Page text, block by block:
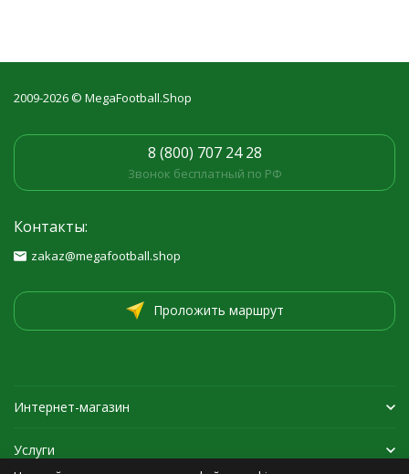
2009-2026 © MegaFootball.Shop
8 (800) 707 24 28
Звонок бесплатный по РФ
Контакты:
zakaz@megafootball.shop
Проложить маршрут
Интернет-магазин
Услуги